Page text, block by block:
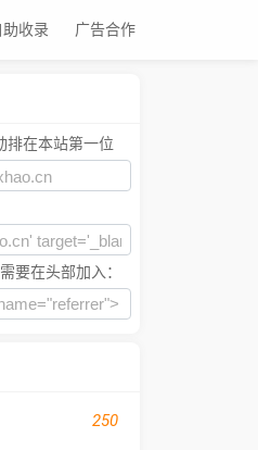
助收录 广告合作
排在本站第一位
要在头部加入：
250